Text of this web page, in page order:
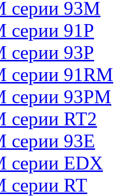
серии 93M
серии 91P
серии 93P
серии 91RM
серии 93PM
серии RT2
серии 93E
серии EDX
серии RT